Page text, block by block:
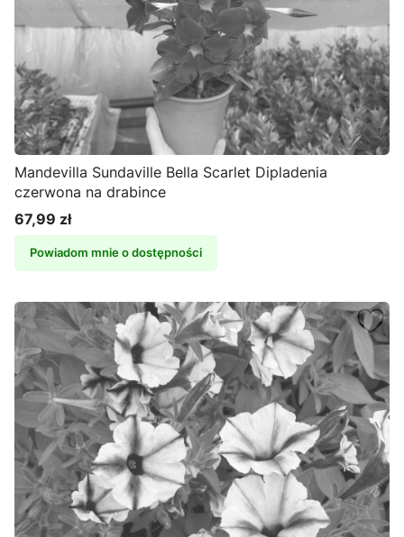
Mandevilla Sundaville Bella Scarlet Dipladenia
czerwona na drabince
Cena
67,99 zł
Powiadom mnie o dostępności